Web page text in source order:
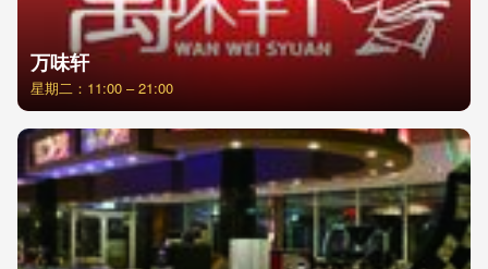
万味轩
星期二：11:00 – 21:00